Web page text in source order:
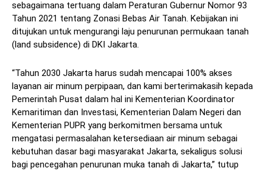
sebagaimana tertuang dalam Peraturan Gubernur Nomor 93
Tahun 2021 tentang Zonasi Bebas Air Tanah. Kebijakan ini
ditujukan untuk mengurangi laju penurunan permukaan tanah
(land subsidence) di DKI Jakarta.
“Tahun 2030 Jakarta harus sudah mencapai 100% akses
layanan air minum perpipaan, dan kami berterimakasih kepada
Pemerintah Pusat dalam hal ini Kementerian Koordinator
Kemaritiman dan Investasi, Kementerian Dalam Negeri dan
Kementerian PUPR yang berkomitmen bersama untuk
mengatasi permasalahan ketersediaan air minum sebagai
kebutuhan dasar bagi masyarakat Jakarta, sekaligus solusi
bagi pencegahan penurunan muka tanah di Jakarta,” tutup